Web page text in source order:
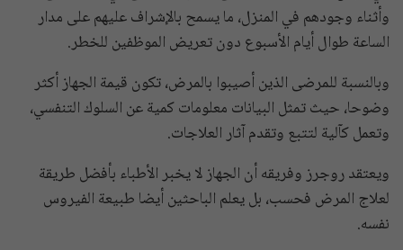
وأثناء وجودهم في المنزل، ما يسمح بالإشراف عليهم على مدار
الساعة طوال أيام الأسبوع دون تعريض الموظفين للخطر.
وبالنسبة للمرضى الذين أصيبوا بالمرض، تكون قيمة الجهاز أكثر
وضوحا، حيث تمثل البيانات معلومات كمية عن السلوك التنفسي،
وتعمل كآلية لتتبع وتقدم آثار العلاجات.
ويعتقد روجرز وفريقه أن الجهاز لا يخبر الأطباء بأفضل طريقة
لعلاج المرض فحسب، بل يعلم الباحثين أيضا طبيعة الفيروس
نفسه.